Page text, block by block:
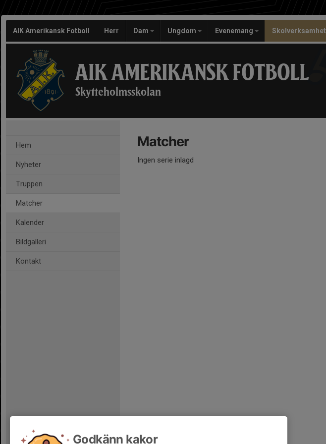
AIK Amerikansk Fotboll Herr Dam Ungdom Evenemang Skolverksamhet
AIK AMERIKANSK FOTBOLL
Skytteholmsskolan
Hem
Nyheter
Truppen
Matcher
Kalender
Bildgalleri
Kontakt
Matcher
Ingen serie inlagd
Godkänn kakor